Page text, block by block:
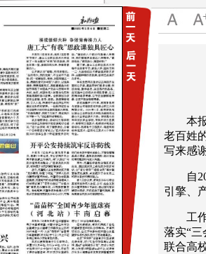
本
老百姓
写来感
自
引擎、
工
落实“三
联合高